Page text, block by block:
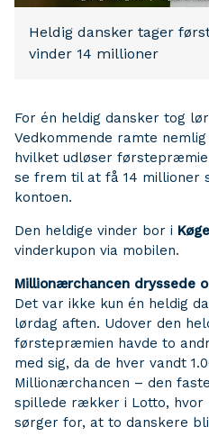
Heldig dansker tager
vinder 14 millioner
For én heldig dansker tog
Vedkommende ramte
hvilket udløser
se frem til at få 14 millioner
kontoen.
Den heldige vinder bor i
vinderkupon via mobilen.
Millionærchancen dryssede
Det var ikke kun én heldig
lørdag aften. Udover den
førstepræmien havde to
med sig, da de hver vandt
Millionærchancen – den
spillede rækker i Lotto, hvor
sørger for, at to danskere